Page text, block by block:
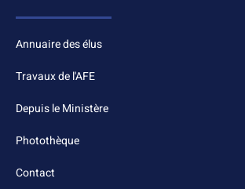
Annuaire des élus
Travaux de l'AFE
Depuis le Ministère
Photothèque
Contact